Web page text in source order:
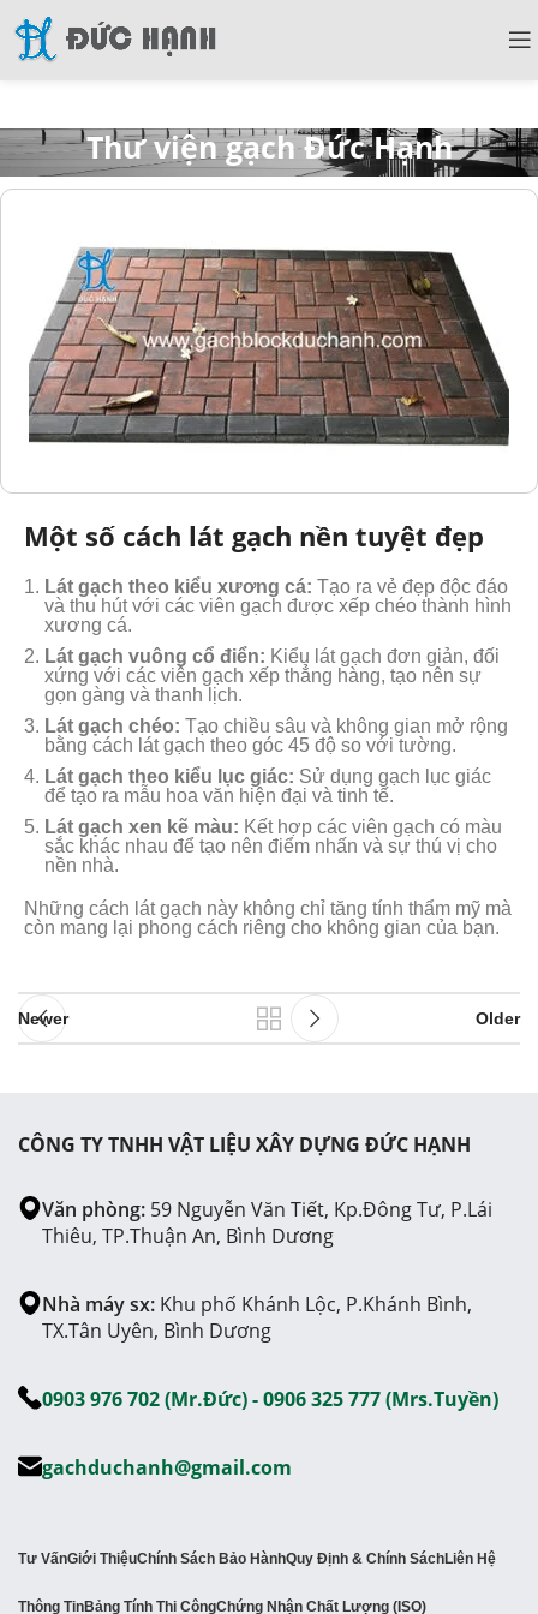
Thư viện gạch Đức Hạnh
Một số cách lát gạch nền tuyệt đẹp
Lát gạch theo kiểu xương cá: Tạo ra vẻ đẹp độc đáo
và thu hút với các viên gạch được xếp chéo thành hình
xương cá.
Lát gạch vuông cổ điển: Kiểu lát gạch đơn giản, đối
xứng với các viên gạch xếp thẳng hàng, tạo nên sự
gọn gàng và thanh lịch.
Lát gạch chéo: Tạo chiều sâu và không gian mở rộng
bằng cách lát gạch theo góc 45 độ so với tường.
Lát gạch theo kiểu lục giác: Sử dụng gạch lục giác
để tạo ra mẫu hoa văn hiện đại và tinh tế.
Lát gạch xen kẽ màu: Kết hợp các viên gạch có màu
sắc khác nhau để tạo nên điểm nhấn và sự thú vị cho
nền nhà.
Những cách lát gạch này không chỉ tăng tính thẩm mỹ mà
còn mang lại phong cách riêng cho không gian của bạn.
Newer Older
CÔNG TY TNHH VẬT LIỆU XÂY DỰNG ĐỨC HẠNH
Văn phòng: 59 Nguyễn Văn Tiết, Kp.Đông Tư, P.Lái
Thiêu, TP.Thuận An, Bình Dương
Nhà máy sx: Khu phố Khánh Lộc, P.Khánh Bình,
TX.Tân Uyên, Bình Dương
0903 976 702 (Mr.Đức) - 0906 325 777 (Mrs.Tuyền)
gachduchanh@gmail.com
Tư VấnGiới ThiệuChính Sách Bảo HànhQuy Định & Chính SáchLiên Hệ
Thông TinBảng Tính Thi CôngChứng Nhận Chất Lượng (ISO)